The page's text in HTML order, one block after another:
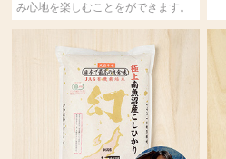
み心地を楽しむことをができます。